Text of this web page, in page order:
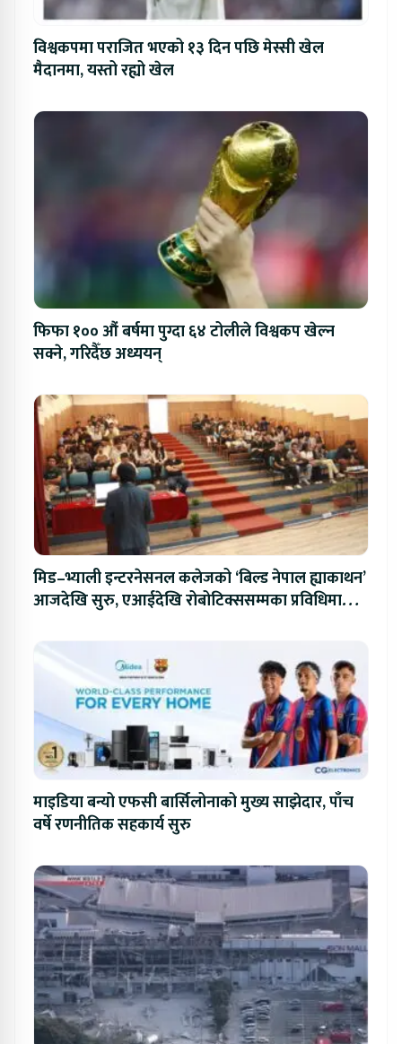
विश्वकपमा पराजित भएको १३ दिन पछि मेस्सी खेल
मैदानमा, यस्तो रह्यो खेल
फिफा १०० औं बर्षमा पुग्दा ६४ टोलीले विश्वकप खेल्न
सक्ने, गरिदैँछ अध्ययन्
मिड–भ्याली इन्टरनेसनल कलेजको ‘बिल्ड नेपाल ह्याकाथन’
आजदेखि सुरु, एआईदेखि रोबोटिक्ससम्मका प्रविधिमा
माइडिया बन्यो एफसी बार्सिलोनाको मुख्य साझेदार, पाँच
वर्षे रणनीतिक सहकार्य सुरु